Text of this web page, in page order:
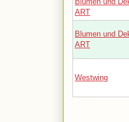
ART
Blumen und
ART
Westwing